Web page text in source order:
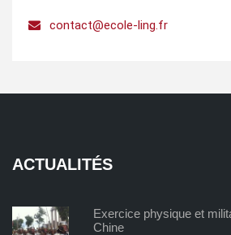
contact@ecole-ling.fr
ACTUALITÉS
Exercice physique et
Chine